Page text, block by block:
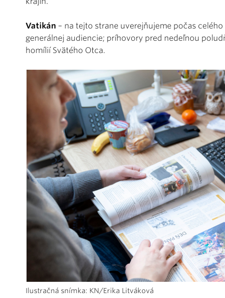
Vatikán – na tejto strane uverejňujeme počas
generálnej audiencie; príhovory pred nedeľnou
homílií Svätého Otca.
Ilustračná snímka: KN/Erika Litváková